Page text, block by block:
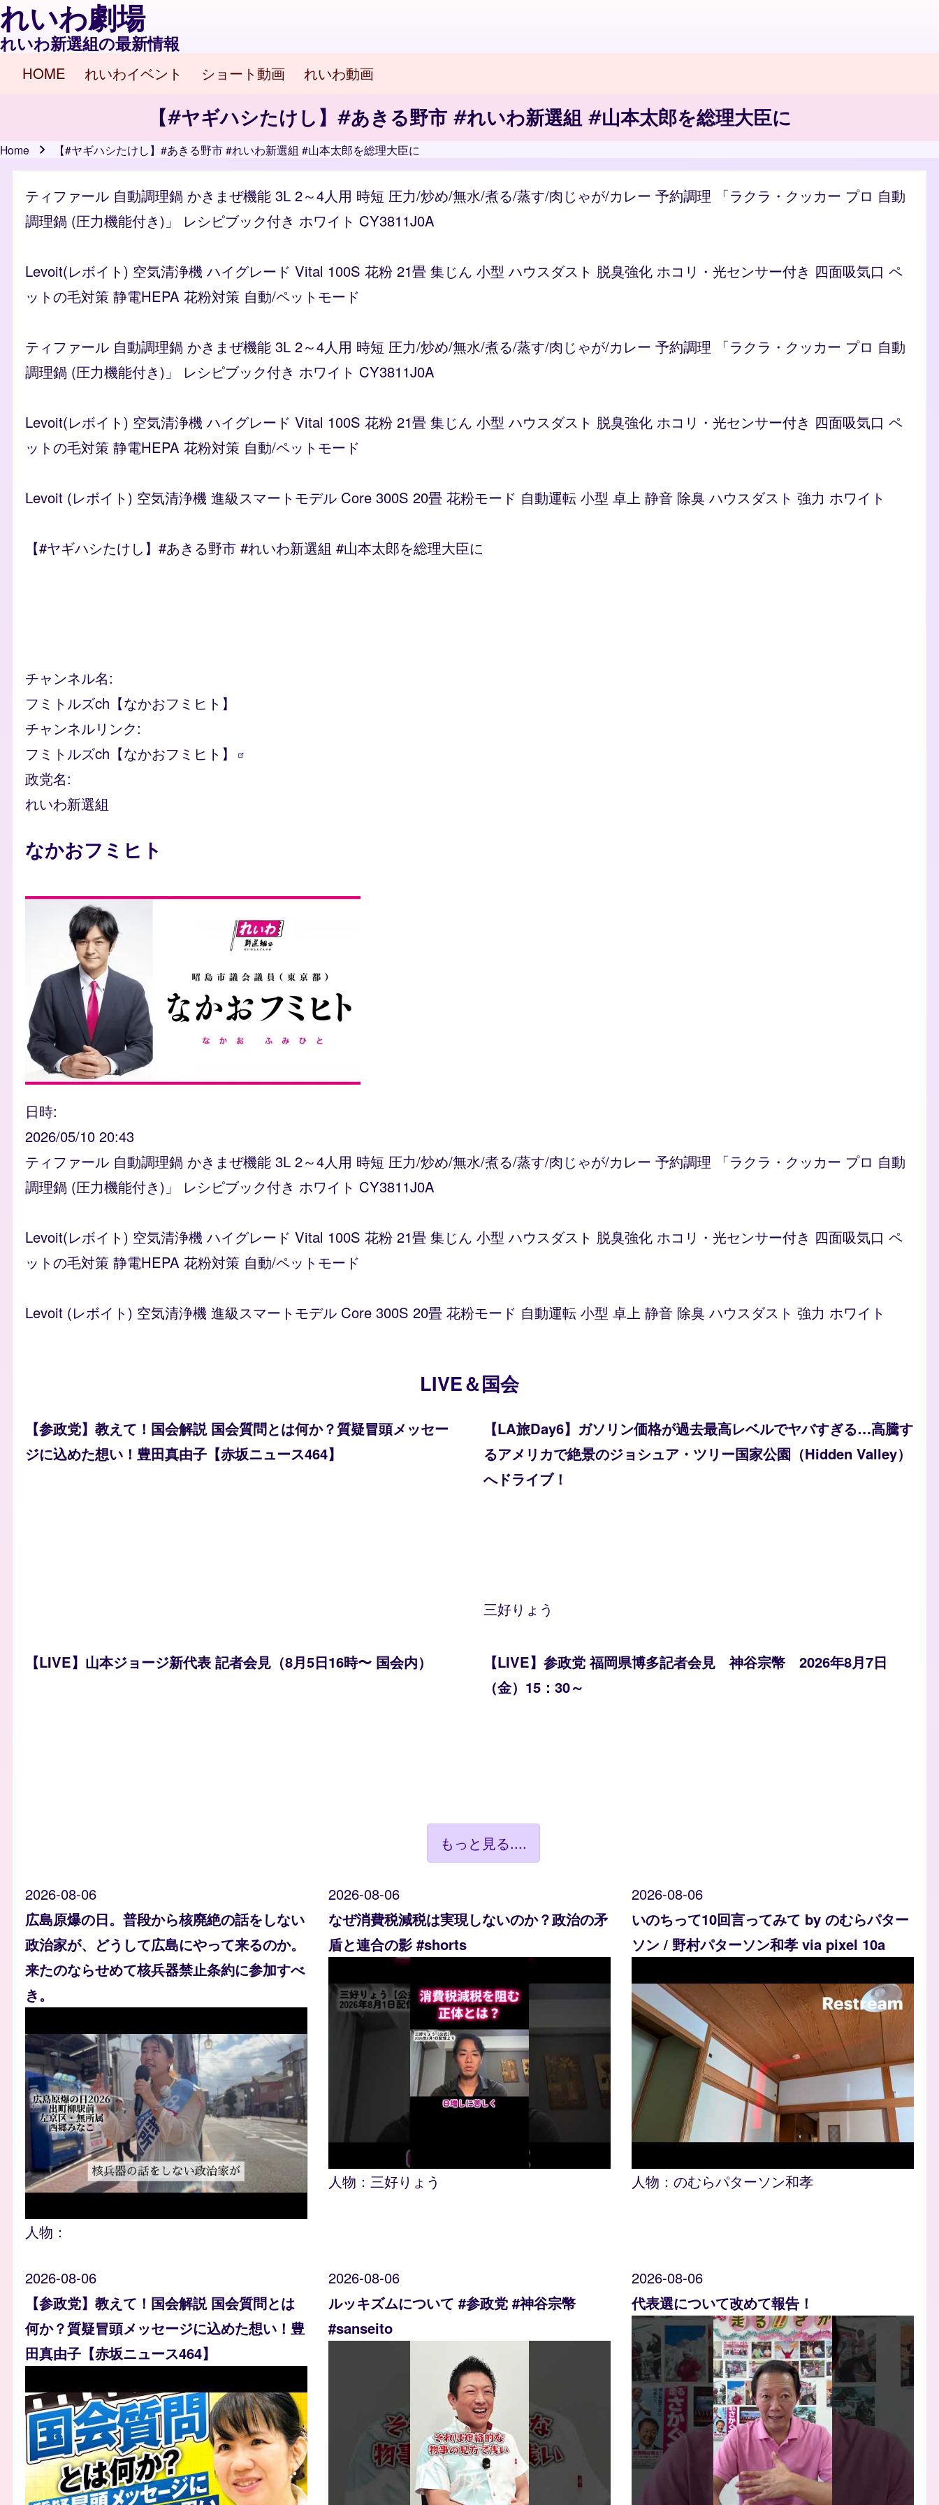
れいわ劇場
れいわ新選組の最新情報
Main navigation
HOME れいわイベント ショート動画 れいわ動画
【#ヤギハシたけし】#あきる野市 #れいわ新選組 #山本太郎を総理大臣に
Breadcrumb
Home 【#ヤギハシたけし】#あきる野市 #れいわ新選組 #山本太郎を総理大臣に
ティファール 自動調理鍋 かきまぜ機能 3L 2～4人用 時短 圧力/炒め/無水/煮る/蒸す/肉じゃが/カレー 予約調理 「ラクラ・クッカー プロ 自動
調理鍋 (圧力機能付き)」 レシピブック付き ホワイト CY3811J0A
Levoit(レボイト) 空気清浄機 ハイグレード Vital 100S 花粉 21畳 集じん 小型 ハウスダスト 脱臭強化 ホコリ・光センサー付き 四面吸気口 ペ
ットの毛対策 静電HEPA 花粉対策 自動/ペットモード
ティファール 自動調理鍋 かきまぜ機能 3L 2～4人用 時短 圧力/炒め/無水/煮る/蒸す/肉じゃが/カレー 予約調理 「ラクラ・クッカー プロ 自動
調理鍋 (圧力機能付き)」 レシピブック付き ホワイト CY3811J0A
Levoit(レボイト) 空気清浄機 ハイグレード Vital 100S 花粉 21畳 集じん 小型 ハウスダスト 脱臭強化 ホコリ・光センサー付き 四面吸気口 ペ
ットの毛対策 静電HEPA 花粉対策 自動/ペットモード
Levoit (レボイト) 空気清浄機 進級スマートモデル Core 300S 20畳 花粉モード 自動運転 小型 卓上 静音 除臭 ハウスダスト 強力 ホワイト
【#ヤギハシたけし】#あきる野市 #れいわ新選組 #山本太郎を総理大臣に
チャンネル名
フミトルズch【なかおフミヒト】
チャンネルリンク
フミトルズch【なかおフミヒト】
政党名
れいわ新選組
なかおフミヒト
日時
2026/05/10 20:43
ティファール 自動調理鍋 かきまぜ機能 3L 2～4人用 時短 圧力/炒め/無水/煮る/蒸す/肉じゃが/カレー 予約調理 「ラクラ・クッカー プロ 自動
調理鍋 (圧力機能付き)」 レシピブック付き ホワイト CY3811J0A
Levoit(レボイト) 空気清浄機 ハイグレード Vital 100S 花粉 21畳 集じん 小型 ハウスダスト 脱臭強化 ホコリ・光センサー付き 四面吸気口 ペ
ットの毛対策 静電HEPA 花粉対策 自動/ペットモード
Levoit (レボイト) 空気清浄機 進級スマートモデル Core 300S 20畳 花粉モード 自動運転 小型 卓上 静音 除臭 ハウスダスト 強力 ホワイト
LIVE＆国会
【参政党】教えて！国会解説 国会質問とは何か？質疑冒頭メッセー
ジに込めた想い！豊田真由子【赤坂ニュース464】
【LA旅Day6】ガソリン価格が過去最高レベルでヤバすぎる…高騰す
るアメリカで絶景のジョシュア・ツリー国家公園（Hidden Valley）
へドライブ！
三好りょう
【LIVE】山本ジョージ新代表 記者会見（8月5日16時〜 国会内）
【LIVE】参政党 福岡県博多記者会見 神谷宗幣 2026年8月7日
（金）15：30～
もっと見る....
2026-08-06
広島原爆の日。普段から核廃絶の話をしない
政治家が、どうして広島にやって来るのか。
来たのならせめて核兵器禁止条約に参加すべ
き。
人物：
2026-08-06
なぜ消費税減税は実現しないのか？政治の矛
盾と連合の影 #shorts
人物： 三好りょう
2026-08-06
いのちって10回言ってみて by のむらパター
ソン / 野村パターソン和孝 via pixel 10a
人物： のむらパターソン和孝
2026-08-06
【参政党】教えて！国会解説 国会質問とは
何か？質疑冒頭メッセージに込めた想い！豊
田真由子【赤坂ニュース464】
2026-08-06
ルッキズムについて #参政党 #神谷宗幣
#sanseito
2026-08-06
代表選について改めて報告！